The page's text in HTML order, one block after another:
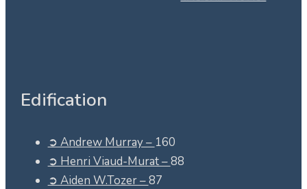
Edification
➲ Andrew Murray – 160
➲ Henri Viaud-Murat –88
➲ Aiden W.Tozer –87